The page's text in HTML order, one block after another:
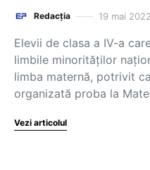
Redacția 19 mai 2022
Elevii de clasa a IV-a
limbile minorităților
limba maternă, potrivit
organizată proba la
Vezi articolul